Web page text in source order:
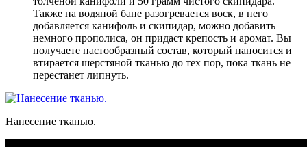
Также на водяной бане разогревается воск, в него
добавляется канифоль и скипидар, можно добавить
немного прополиса, он придаст крепость и аромат. Вы
получаете пастообразный состав, который наносится и
втирается шерстяной тканью до тех пор, пока ткань не
перестанет липнуть.
Нанесение тканью.